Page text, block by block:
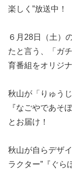
楽しく”放送中！
６月28日（土）
たと言う、「ガ
育番組をオリジ
秋山が「りゅう
『なごやであそ
とお届け！
秋山が自らデザ
ラクター”『ぐら